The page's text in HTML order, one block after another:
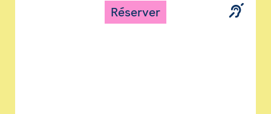
Réserver